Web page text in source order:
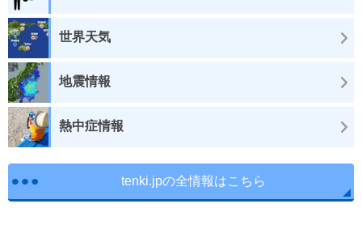
世界天気
地震情報
熱中症情報
tenki.jpの全情報はこちら